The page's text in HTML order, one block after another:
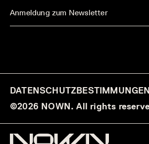
DATENSCHUTZBESTIMMUNGEN
©2026 NOWN. All rights